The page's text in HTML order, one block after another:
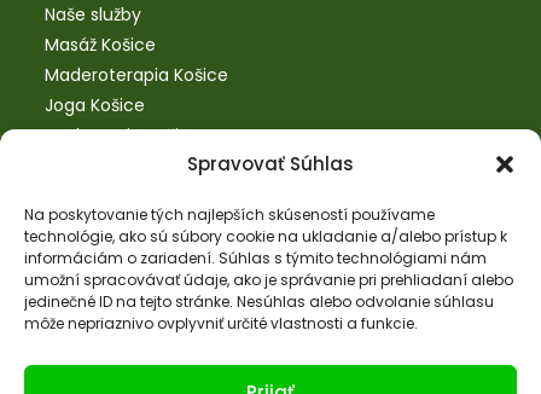
Spravovať Súhlas
Na poskytovanie tých najlepších skúseností používame
technológie, ako sú súbory cookie na ukladanie a/alebo prístup k
informáciám o zariadení. Súhlas s týmito technológiami nám
umožní spracovávať údaje, ako je správanie pri prehliadaní alebo
jedinečné ID na tejto stránke. Nesúhlas alebo odvolanie súhlasu
môže nepriaznivo ovplyvniť určité vlastnosti a funkcie.
Naše služby
Masáž Košice
Maderoterapia Košice
Joga Košice
Bankovanie Košice
SM systém Košice
Kontaktné informácie
Hroncová 3, 3. poschodie, č.d. 308, 040 01